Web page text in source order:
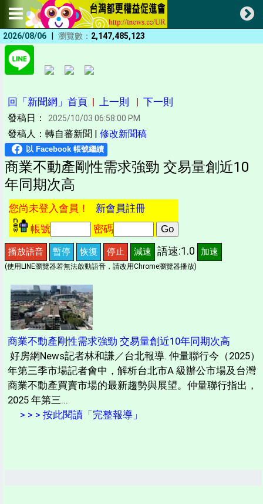
2026/08/06 | 瀏覽數： 2,147,485,123
回「新聞網」首頁 | 上一則 | 下一則
發稿日： 2025/10/03 06:58:00 PM
發稿人：轉自蕃新聞 | 修改新聞稿
商業不動產剛性需求強勁 交易量創近10
年同期次高
您尚未登入會員！ 新會員註冊
帳號
密碼
播放語音 暫停 恢復 停止 減速 語速:1.0 加速
(使用LINE瀏覽器若無法啟動語音，請改用Chrome瀏覽器播放)
商業不動產剛性需求強勁 交易量創近10年同期次高
好房網News記者林和謙／台北報導. 仲量聯行今（2025）
年第三季市場記者會中，解析台北市A 級辦公市場及台灣
商業不動產買賣市場的最新趨勢與展望。仲量聯行指出，
2025 年第三...
> > > 按此閱讀「完整報導」